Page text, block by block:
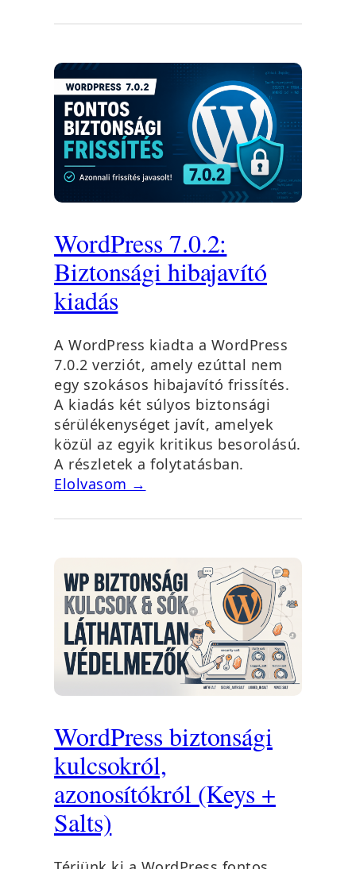
WordPress 7.0.2:
Biztonsági hibajavító
kiadás
A WordPress kiadta a WordPress
7.0.2 verziót, amely ezúttal nem
egy szokásos hibajavító frissítés.
A kiadás két súlyos biztonsági
sérülékenységet javít, amelyek
közül az egyik kritikus besorolású.
A részletek a folytatásban.
Elolvasom →
WordPress biztonsági
kulcsokról,
azonosítókról (Keys +
Salts)